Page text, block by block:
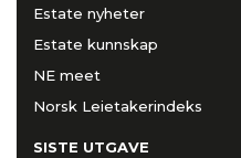
Estate nyheter
Estate kunnskap
NE meet
Norsk Leietakerindeks
SISTE UTGAVE